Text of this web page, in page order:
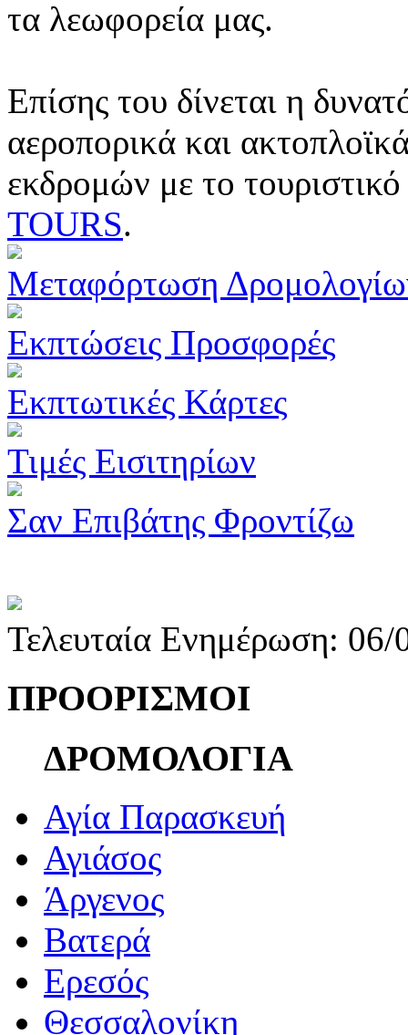
τα λεωφορεία μας.
Επίσης του δίνεται η
αεροπορικά και
εκδρομών με το
TOURS.
Μεταφόρτωση
Εκπτώσεις Προσφορές
Εκπτωτικές Κάρτες
Τιμές Εισιτηρίων
Σαν Επιβάτης Φροντίζω
Τελευταία Ενημέρωση:
ΠΡΟΟΡΙΣΜΟΙ
ΔΡΟΜΟΛΟΓΙΑ
Αγία Παρασκευή
Αγιάσος
Άργενος
Βατερά
Ερεσός
Θεσσαλονίκη